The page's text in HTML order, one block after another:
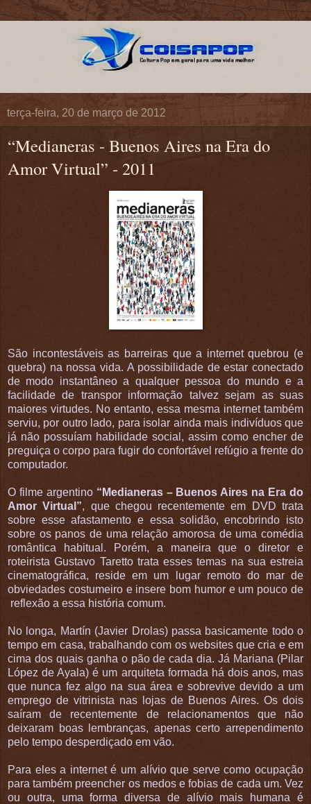
terça-feira, 20 de março de 2012
“Medianeras - Buenos Aires na Era do
Amor Virtual” - 2011
São incontestáveis as barreiras que a internet quebrou (e
quebra) na nossa vida. A possibilidade de estar conectado
de modo instantâneo a qualquer pessoa do mundo e a
facilidade de transpor informação talvez sejam as suas
maiores virtudes. No entanto, essa mesma internet também
serviu, por outro lado, para isolar ainda mais indivíduos que
já não possuíam habilidade social, assim como encher de
preguiça o corpo para fugir do confortável refúgio a frente do
computador.
O filme argentino “Medianeras – Buenos Aires na Era do
Amor Virtual”, que chegou recentemente em DVD trata
sobre esse afastamento e essa solidão, encobrindo isto
sobre os panos de uma relação amorosa de uma comédia
romântica habitual. Porém, a maneira que o diretor e
roteirista Gustavo Taretto trata esses temas na sua estreia
cinematográfica, reside em um lugar remoto do mar de
obviedades costumeiro e insere bom humor e um pouco de
reflexão a essa história comum.
No longa, Martín (Javier Drolas) passa basicamente todo o
tempo em casa, trabalhando com os websites que cria e em
cima dos quais ganha o pão de cada dia. Já Mariana (Pilar
López de Ayala) é um arquiteta formada há dois anos, mas
que nunca fez algo na sua área e sobrevive devido a um
emprego de vitrinista nas lojas de Buenos Aires. Os dois
saíram de recentemente de relacionamentos que não
deixaram boas lembranças, apenas certo arrependimento
pelo tempo desperdiçado em vão.
Para eles a internet é um alívio que serve como ocupação
para também preencher os medos e fobias de cada um. Vez
ou outra, uma forma diversa de alívio mais humana é